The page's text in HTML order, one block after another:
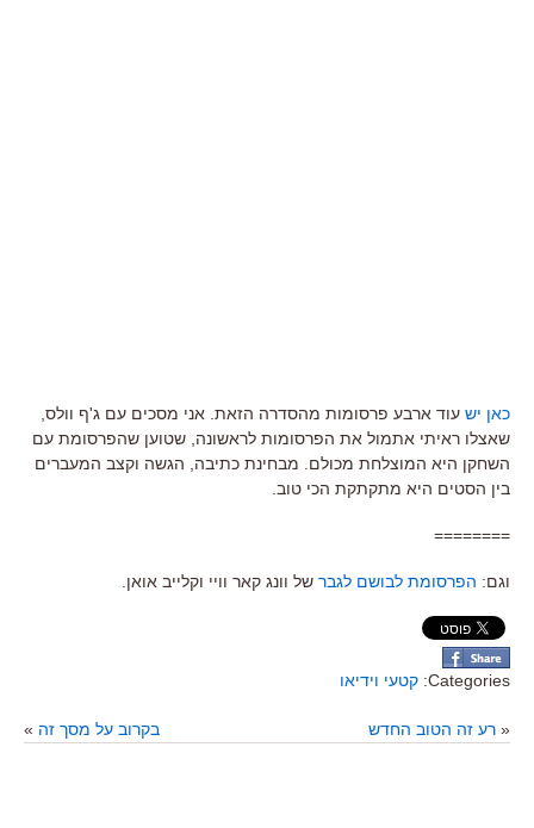
כאן יש עוד ארבע פרסומות מהסדרה הזאת. אני מסכים עם ג'ף וולס,
שאצלו ראיתי אתמול את הפרסומות לראשונה, שטוען שהפרסומת עם
השחקן היא המוצלחת מכולם. מבחינת כתיבה, הגשה וקצב המעברים
בין הסטים היא מתקתקת הכי טוב.
========
וגם: הפרסומת לבושם לגבר של וונג קאר וויי וקלייב אואן.
Categories: קטעי וידיאו
« רע זה הטוב החדש בקרוב על מסך זה »